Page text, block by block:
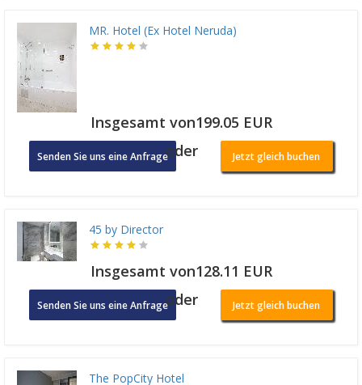
MR. Hotel (Ex Hotel Neruda)
Insgesamt von199.05 EUR
Senden Sie uns eine Anfrageoder Jetzt gleich buchen
45 by Director
Insgesamt von128.11 EUR
Senden Sie uns eine Anfrageoder Jetzt gleich buchen
The PopCity Hotel